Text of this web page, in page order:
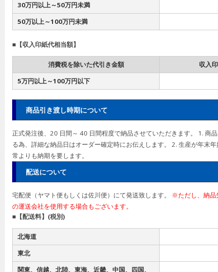
30万円以上～50万円未満
50万以上～100万円未満
■【収入印紙代相当額】
消費税を除いた代引き金額
収入
5万円以上～100万円以下
商品引き渡し時期について
正式発注後、20 日間～ 40 日間程度で納品させていただきます。 1. 商
る為、詳細な納品日はオーダー確定時にお伝えします。 2. 生産が年末
常よりも納期を要します。
配送について
宅配便（ヤマト便もしくは佐川便）にて発送致します。
※ただし、納品
の運送会社を使用する場合もございます。
■【配送料】(税別)
北海道
東北
関東、信越、北陸、東海、近畿、中国、四国、